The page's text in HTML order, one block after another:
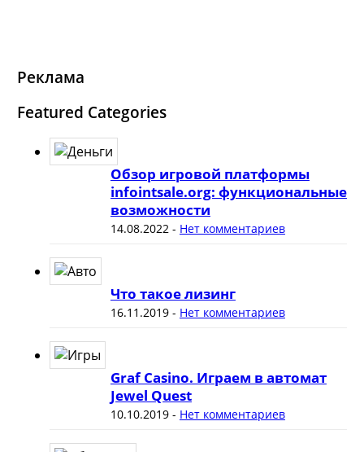
Реклама
Featured Categories
Обзор игровой платформы
infointsale.org: функциональные
возможности
14.08.2022- Нет комментариев
Что такое лизинг
16.11.2019- Нет комментариев
Graf Casino. Играем в автомат
Jewel Quest
10.10.2019- Нет комментариев